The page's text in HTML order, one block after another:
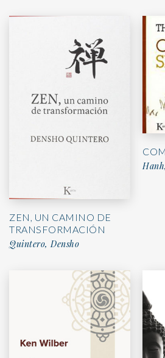
ZEN, UN CAMINO DE
TRANSFORMACIÓN
Quintero, Densho